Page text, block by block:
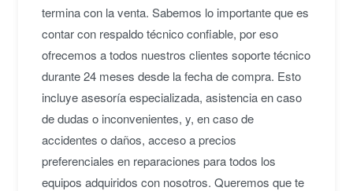
termina con la venta. Sabemos lo importante que es
contar con respaldo técnico confiable, por eso
ofrecemos a todos nuestros clientes soporte técnico
durante 24 meses desde la fecha de compra. Esto
incluye asesoría especializada, asistencia en caso
de dudas o inconvenientes, y, en caso de
accidentes o daños, acceso a precios
preferenciales en reparaciones para todos los
equipos adquiridos con nosotros. Queremos que te